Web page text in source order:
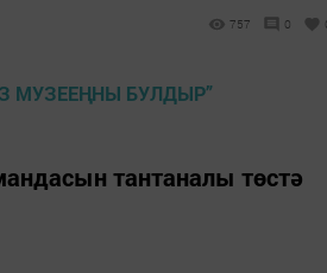
757 0
тантаналы төстә